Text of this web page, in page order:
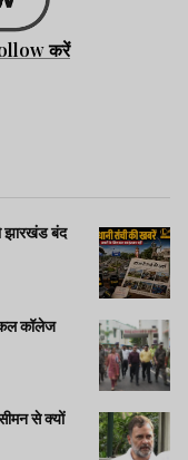
करें
झारखंड बंद
कॉलेज